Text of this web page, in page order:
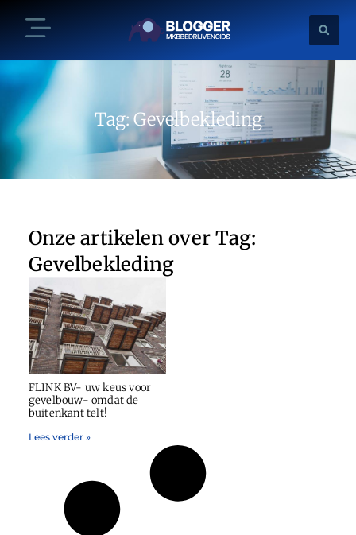
Tag: Gevelbekleding
Onze artikelen over Tag:
Gevelbekleding
FLINK BV- uw keus voor
gevelbouw- omdat de
buitenkant telt!
Lees verder »